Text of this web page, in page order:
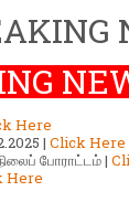
Here
| Click Here
போராட்டம் |
Here